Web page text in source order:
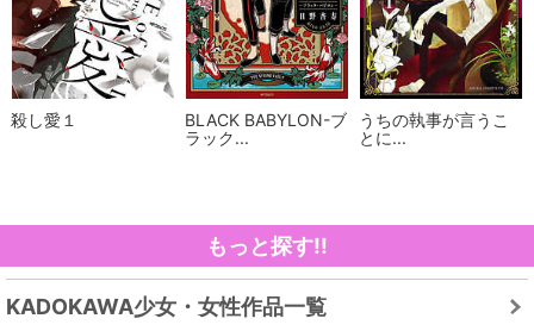
殺し愛１
BLACK BABYLON-ブ
ラック...
うちの執事が言うこ
とに...
もっと探す!!
KADOKAWA少女・女性作品一覧